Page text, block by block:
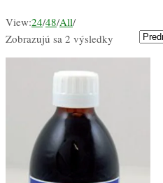
View:24/48/All/
Zobrazujú sa 2 výsledky